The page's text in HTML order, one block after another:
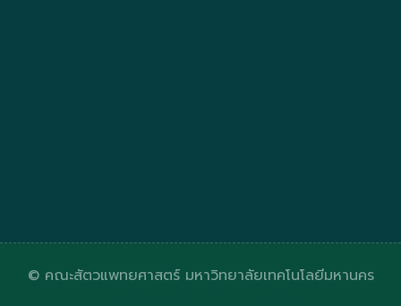
© คณะสัตวแพทยศาสตร์ มหาวิทยาลัยเทคโนโลยีมหานคร